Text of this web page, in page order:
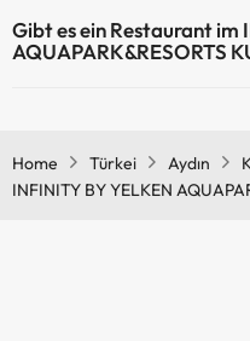
Klimaanlage in den
Gibt es ein Restaurant im
AQUAPARK&RESORTS
Home
Türkei Aydın
INFINITY BY YELKEN